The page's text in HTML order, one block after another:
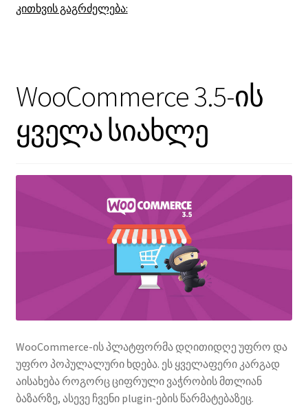
კითხვის გაგრძელება:ამაზონის
WooCommerce 3.5-ის
ყველა სიახლე
WooCommerce-ის პლატფორმა დღითიდღე უფრო და
უფრო პოპულალური ხდება. ეს ყველაფერი კარგად
აისახება როგორც ციფრული ვაჭრობის მთლიან
ბაზარზე, ასევე ჩვენი plugin-ების წარმატებაზეც.